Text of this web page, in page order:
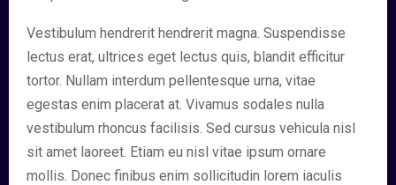
Vestibulum hendrerit hendrerit magna. Suspendisse
lectus erat, ultrices eget lectus quis, blandit efficitur
tortor. Nullam interdum pellentesque urna, vitae
egestas enim placerat at. Vivamus sodales nulla
vestibulum rhoncus facilisis. Sed cursus vehicula nisl
sit amet laoreet. Etiam eu nisl vitae ipsum ornare
mollis. Donec finibus enim sollicitudin lorem iaculis